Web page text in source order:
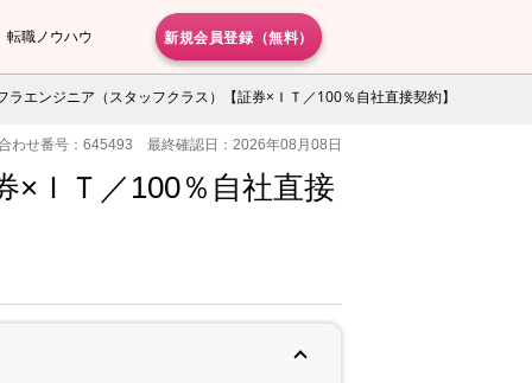
転職ノウハウ 新規会員登録（無料）
ラエンジニア（スタッフクラス）【証券×ＩＴ／100％自社直接契約】
わせ番号：645493 最終確認日：2026年08月08日
ＩＴ／100％自社直接